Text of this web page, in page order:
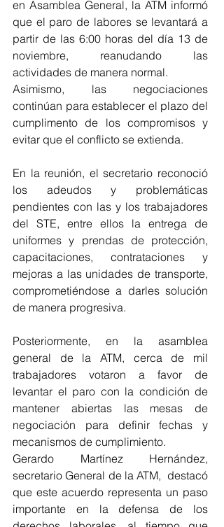
en Asamblea General, la ATM informó
que el paro de labores se levantará a
partir de las 6:00 horas del día 13 de
noviembre, reanudando las
actividades de manera normal.
Asimismo, las negociaciones
continúan para establecer el plazo del
cumplimento de los compromisos y
evitar que el conflicto se extienda.
En la reunión, el secretario reconoció
los adeudos y problemáticas
pendientes con las y los trabajadores
del STE, entre ellos la entrega de
uniformes y prendas de protección,
capacitaciones, contrataciones y
mejoras a las unidades de transporte,
comprometiéndose a darles solución
de manera progresiva.
Posteriormente, en la asamblea
general de la ATM, cerca de mil
trabajadores votaron a favor de
levantar el paro con la condición de
mantener abiertas las mesas de
negociación para definir fechas y
mecanismos de cumplimiento.
Gerardo Martínez Hernández,
secretario General de la ATM,  destacó
que este acuerdo representa un paso
importante en la defensa de los